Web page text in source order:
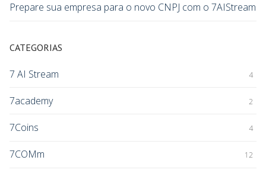
Prepare sua empresa para o novo CNPJ com o 7AIStream
CATEGORIAS
7 AI Stream 4
7academy 2
7Coins 4
7COMm 12